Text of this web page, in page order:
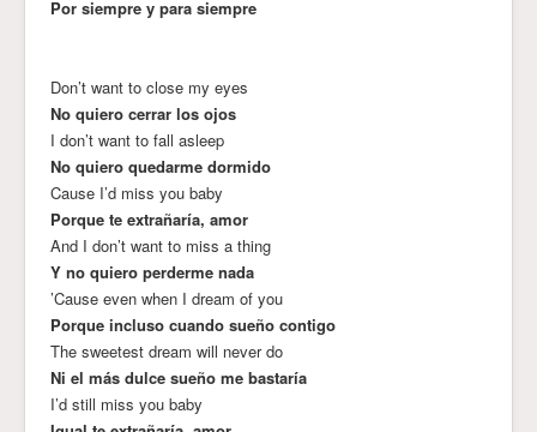
Por siempre y para siempre
Don’t want to close my eyes
No quiero cerrar los ojos
I don’t want to fall asleep
No quiero quedarme dormido
Cause I’d miss you baby
Porque te extrañaría, amor
And I don’t want to miss a thing
Y no quiero perderme nada
’Cause even when I dream of you
Porque incluso cuando sueño contigo
The sweetest dream will never do
Ni el más dulce sueño me bastaría
I’d still miss you baby